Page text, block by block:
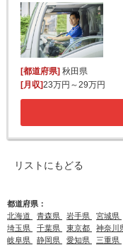
[都道府県]秋田県
[月収]23万円～29万円
リストにもどる
都道府県：
北海道
青森県 岩手県 宮城県
埼玉県
千葉県 東京都 神奈川
岐阜県
静岡県 愛知県 三重県